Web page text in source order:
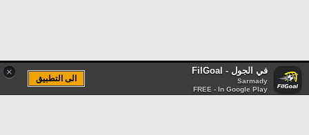
× في الجول - FilGoal
Sarmady
FREE - In Google Play
الى التطبيق